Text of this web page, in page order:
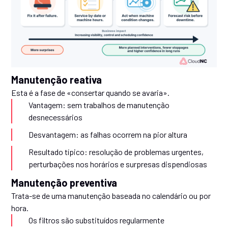
Manutenção reativa
Esta é a fase de «consertar quando se avaria».
Vantagem: sem trabalhos de manutenção
desnecessários
Desvantagem: as falhas ocorrem na pior altura
Resultado típico: resolução de problemas urgentes,
perturbações nos horários e surpresas dispendiosas
Manutenção preventiva
Trata-se de uma manutenção baseada no calendário ou por
hora.
Os filtros são substituídos regularmente